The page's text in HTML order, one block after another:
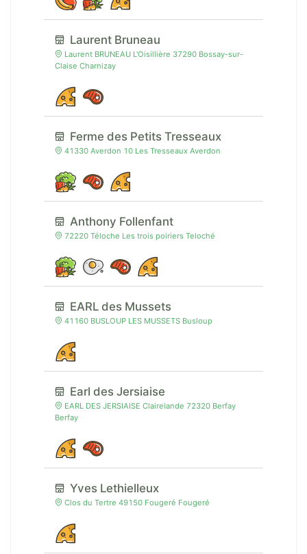
Laurent Bruneau
Laurent BRUNEAU L'Oisillière 37290 Bossay-sur-
Claise Charnizay
Ferme des Petits Tresseaux
41330 Averdon 10 Les Tresseaux Averdon
Anthony Follenfant
72220 Téloche Les trois poiriers Teloché
EARL des Mussets
41160 BUSLOUP LES MUSSETS Busloup
Earl des Jersiaise
EARL DES JERSIAISE Clairelande 72320 Berfay
Berfay
Yves Lethielleux
Clos du Tertre 49150 Fougeré Fougeré